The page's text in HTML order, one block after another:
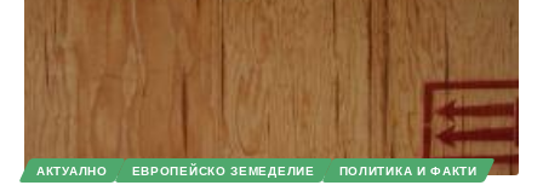
АКТУАЛНО ЕВРОПЕЙСКО ЗЕМЕДЕЛИЕ ПОЛИТИКА И ФАКТИ